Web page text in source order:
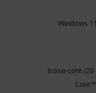
Windows
Icosa-core